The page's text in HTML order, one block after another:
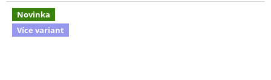
Novinka
Více variant